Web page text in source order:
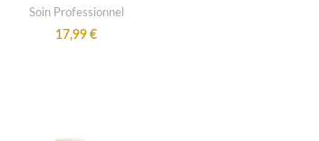
Soin Professionnel
17,99 €